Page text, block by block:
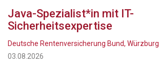
Java-Spezialist*in mit IT-
Sicherheitsexpertise
Deutsche Rentenversicherung Bund, Würzburg
03.08.2026